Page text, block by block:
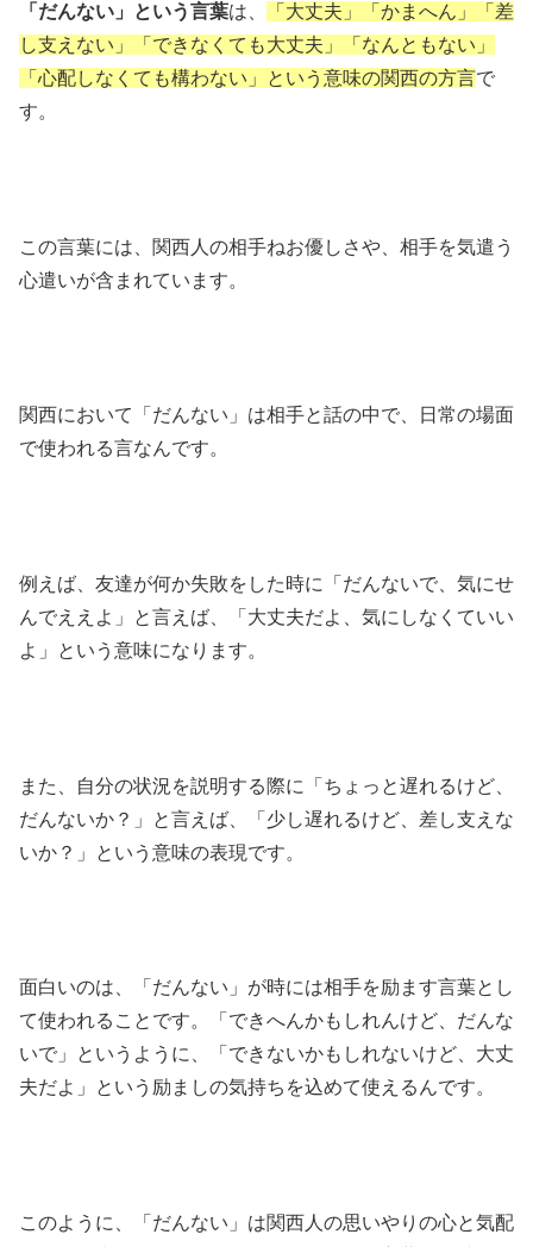
「だんない」という言葉は、
「大丈夫」「かまへん」「差
し支えない」「できなくても大丈夫」「なんともない」
「心配しなくても構わない」という意味の関西の方言で
す。
この言葉には、関西人の相手ねお優しさや、相手を気遣う
心遣いが含まれています。
関西において「だんない」は相手と話の中で、日常の場面
で使われる言なんです。
例えば、友達が何か失敗をした時に「だんないで、気にせ
んでええよ」と言えば、「大丈夫だよ、気にしなくていい
よ」という意味になります。
また、自分の状況を説明する際に「ちょっと遅れるけど、
だんないか？」と言えば、「少し遅れるけど、差し支えな
いか？」という意味の表現です。
面白いのは、「だんない」が時には相手を励ます言葉とし
て使われることです。「できへんかもしれんけど、だんな
いで」というように、「できないかもしれないけど、大丈
夫だよ」という励ましの気持ちを込めて使えるんです。
このように、「だんない」は関西人の思いやりの心と気配